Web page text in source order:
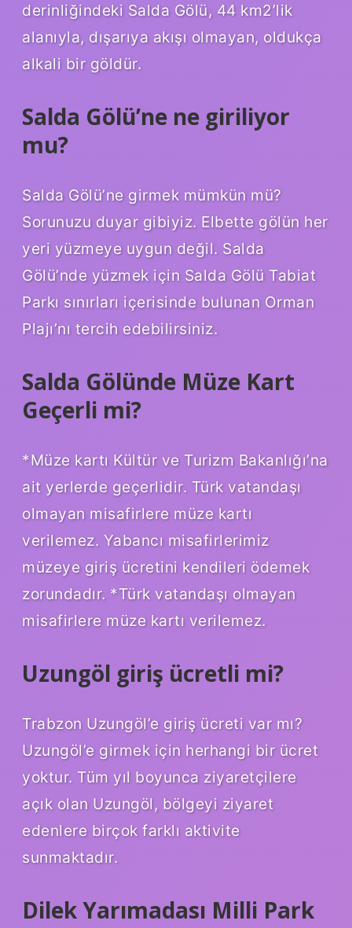
derinliğindeki Salda Gölü, 44 km2’lik
alanıyla, dışarıya akışı olmayan, oldukça
alkali bir göldür.
Salda Gölü’ne ne giriliyor
mu?
Salda Gölü’ne girmek mümkün mü?
Sorunuzu duyar gibiyiz. Elbette gölün her
yeri yüzmeye uygun değil. Salda
Gölü’nde yüzmek için Salda Gölü Tabiat
Parkı sınırları içerisinde bulunan Orman
Plajı’nı tercih edebilirsiniz.
Salda Gölünde Müze Kart
Geçerli mi?
*Müze kartı Kültür ve Turizm Bakanlığı’na
ait yerlerde geçerlidir. Türk vatandaşı
olmayan misafirlere müze kartı
verilemez. Yabancı misafirlerimiz
müzeye giriş ücretini kendileri ödemek
zorundadır. *Türk vatandaşı olmayan
misafirlere müze kartı verilemez.
Uzungöl giriş ücretli mi?
Trabzon Uzungöl’e giriş ücreti var mı?
Uzungöl’e girmek için herhangi bir ücret
yoktur. Tüm yıl boyunca ziyaretçilere
açık olan Uzungöl, bölgeyi ziyaret
edenlere birçok farklı aktivite
sunmaktadır.
Dilek Yarımadası Milli Park